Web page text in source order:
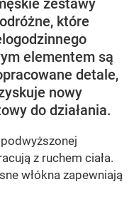
zestawy
które
elementem są
detale,
nowy
do działania.
z ruchem ciała.
włókna zapewniają